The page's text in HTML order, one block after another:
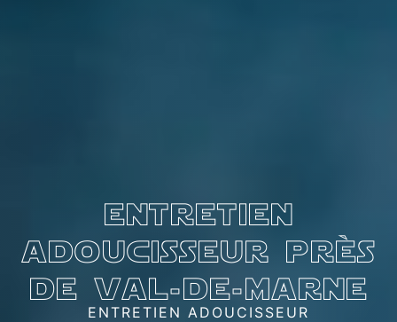
entretien
adoucisseur près
de val-de-marne
ENTRETIEN ADOUCISSEUR